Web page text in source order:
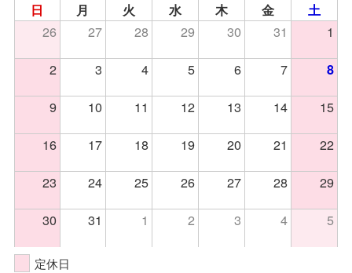
日 月 火 水 木 金 土
26 27 28 29 30 31
1
2
3 4 5 6 7 8
9 10 11 12 13 14
15
16
17 18 19 20 21
22
23
24 25 26 27 28
29
30
31 1 2 3 4 5
定休日